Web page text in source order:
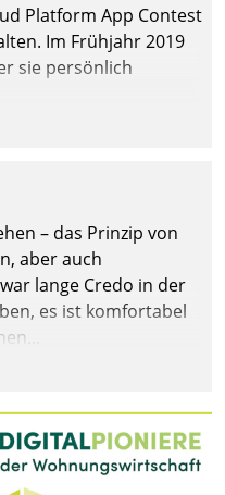
Platform App Contest
Im Frühjahr 2019
sie persönlich
– das Prinzip von
aber auch
lange Credo in der
es ist komfortabel